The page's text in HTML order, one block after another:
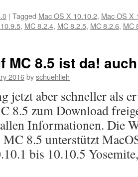
| Tagged Mac OS X 10.10.2, Mac OS X
, MC 8.2.4, MC 8.2.5, MC 8.2.6, MC
MC 8.5 ist da!
2016byschuehlieh
jetzt aber schneller als
8.5 zum Download
Informationen. Die
MC 8.5 unterstützt
bis 10.10.5